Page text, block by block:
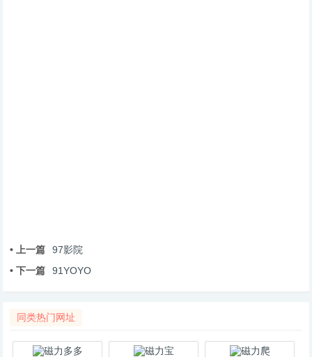
• 上一篇
97影院
• 下一篇
91YOYO
同类热门网址